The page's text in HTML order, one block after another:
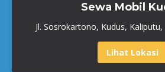
Sewa Mobil
Jl. Sosrokartono, Kudus,
Lihat Lokasi